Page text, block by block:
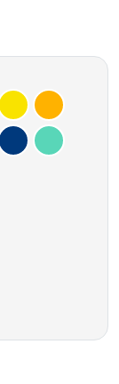
Jaune ClairJaune
Moyen
Bleu FoncéBleu Vert